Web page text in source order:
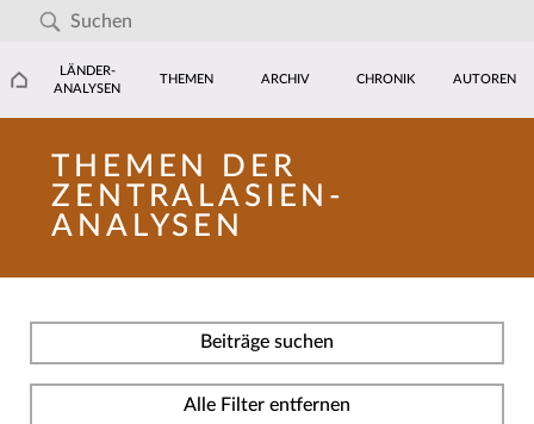
LÄNDER-
ANALYSEN
THEMEN ARCHIV CHRONIK AUTOREN
THEMEN DER
ZENTRALASIEN-
ANALYSEN
Beiträge suchen
Alle Filter entfernen